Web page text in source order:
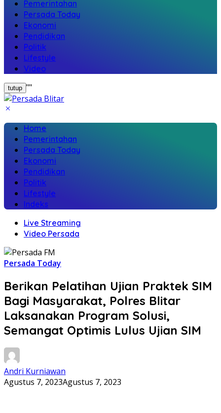
Pemerintahan
Persada Today
Ekonomi
Pendidikan
Politik
Lifestyle
Video
tutup ""
Home
Pemerintahan
Persada Today
Ekonomi
Pendidikan
Politik
Lifestyle
Indeks
Live Streaming
Video Persada
Persada Today
Berikan Pelatihan Ujian Praktek SIM
Bagi Masyarakat, Polres Blitar
Laksanakan Program Solusi,
Semangat Optimis Lulus Ujian SIM
Andri Kurniawan
Agustus 7, 2023Agustus 7, 2023